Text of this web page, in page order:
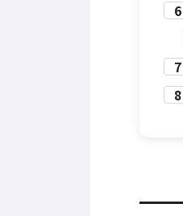
6
7
8